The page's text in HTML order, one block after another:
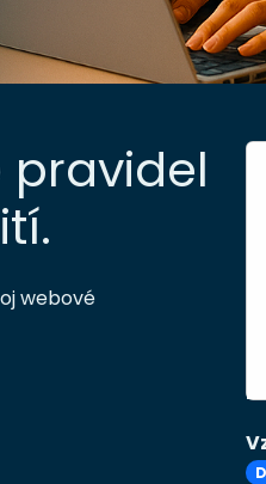
webové